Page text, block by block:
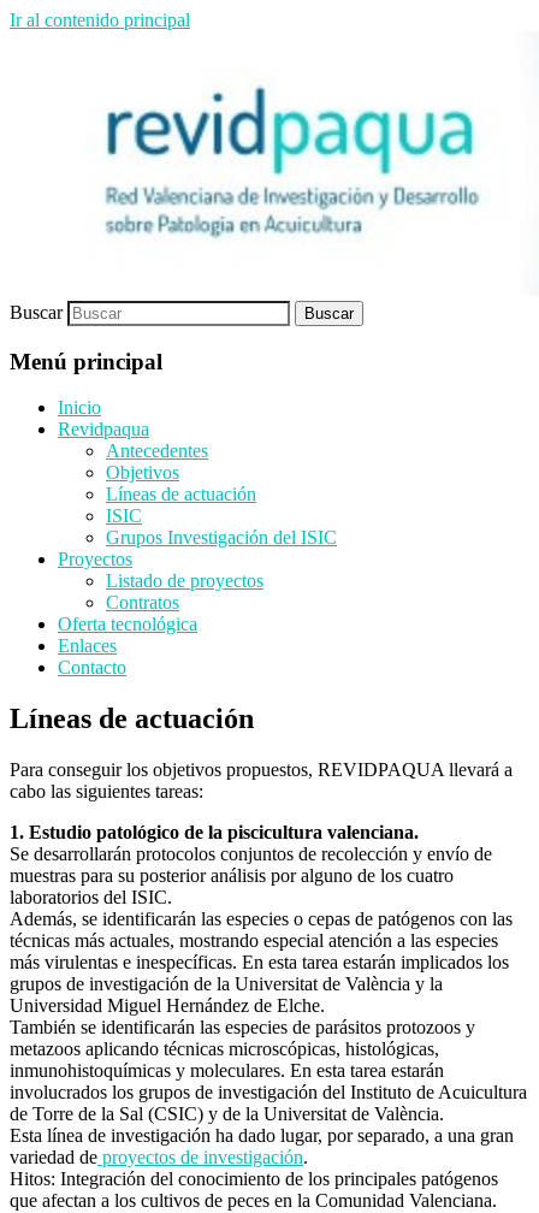
Ir al contenido principal
Buscar
Menú principal
Inicio
Revidpaqua
Antecedentes
Objetivos
Líneas de actuación
ISIC
Grupos Investigación del ISIC
Proyectos
Listado de proyectos
Contratos
Oferta tecnológica
Enlaces
Contacto
Líneas de actuación
Para conseguir los objetivos propuestos, REVIDPAQUA llevará a
cabo las siguientes tareas:
1. Estudio patológico de la piscicultura valenciana.
Se desarrollarán protocolos conjuntos de recolección y envío de
muestras para su posterior análisis por alguno de los cuatro
laboratorios del ISIC.
Además, se identificarán las especies o cepas de patógenos con las
técnicas más actuales, mostrando especial atención a las especies
más virulentas e inespecíficas. En esta tarea estarán implicados los
grupos de investigación de la Universitat de València y la
Universidad Miguel Hernández de Elche.
También se identificarán las especies de parásitos protozoos y
metazoos aplicando técnicas microscópicas, histológicas,
inmunohistoquímicas y moleculares. En esta tarea estarán
involucrados los grupos de investigación del Instituto de Acuicultura
de Torre de la Sal (CSIC) y de la Universitat de València.
Esta línea de investigación ha dado lugar, por separado, a una gran
variedad de proyectos de investigación.
Hitos: Integración del conocimiento de los principales patógenos
que afectan a los cultivos de peces en la Comunidad Valenciana.